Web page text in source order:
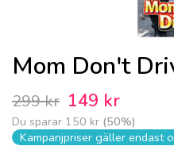
Mom Don't
299 kr 149 kr
Du sparar 150 kr (50%)
Kampanjpriser gäller endast